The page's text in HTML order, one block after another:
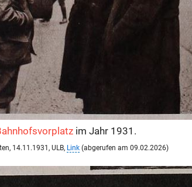
im Jahr 1931.
14.11.1931, ULB, Link (abgerufen am 09.02.2026)